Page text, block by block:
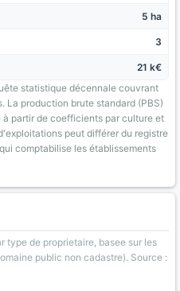
5 ha
3
21 k€
statistique décennale couvrant
La production brute standard (PBS)
partir de coefficients par culture et
peut différer du registre
comptabilise les établissements
type de proprietaire, basee sur les
public non cadastre). Source :